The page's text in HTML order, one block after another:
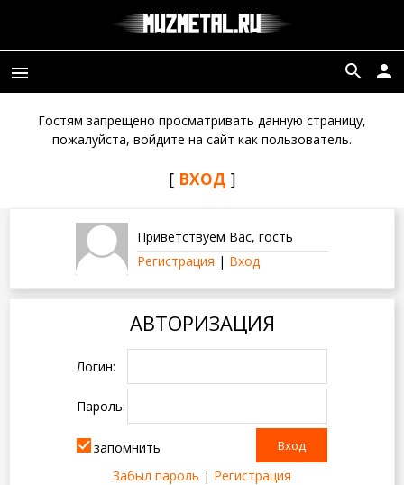
menu person
search
Гостям запрещено просматривать данную страницу,
пожалуйста, войдите на сайт как пользователь.
[ ВХОД ]
Приветствуем Вас, гость
Регистрация | Вход
АВТОРИЗАЦИЯ
Логин:
Пароль:
запомнить
Забыл пароль | Регистрация